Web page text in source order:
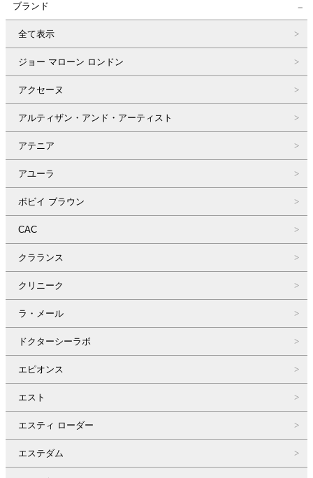
ブランド
全て表示
ジョー マローン ロンドン
アクセーヌ
アルティザン・アンド・アーティスト
アテニア
アユーラ
ボビイ ブラウン
CAC
クラランス
クリニーク
ラ・メール
ドクターシーラボ
エピオンス
エスト
エスティ ローダー
エステダム